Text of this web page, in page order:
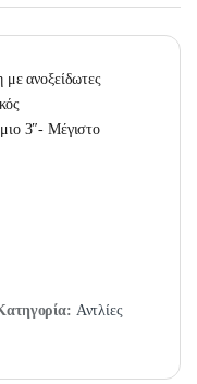
ανοξείδωτες
3″- Μέγιστο
Αντλίες